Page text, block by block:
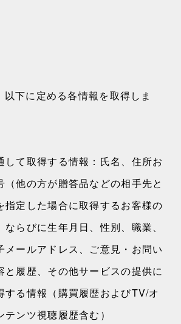
下に定める各情報を取得しま
して取得する情報：氏名、住所お
（他の方が贈答品などの相手先と
指定した場合に取得するお客様の
らびに生年月日、性別、職業、
メールアドレス、ご意見・お問い
と履歴、その他サービスの提供に
する情報（購買履歴およびTV/オ
ンツ視聴履歴含む）